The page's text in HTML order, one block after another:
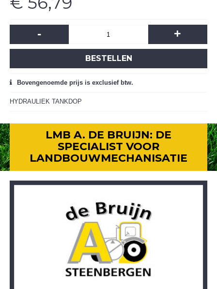
- +
BESTELLEN
Bovengenoemde prijs is exclusief btw.
HYDRAULIEK TANKDOP
LMB A. DE BRUIJN: DE
SPECIALIST VOOR
LANDBOUWMECHANISATIE